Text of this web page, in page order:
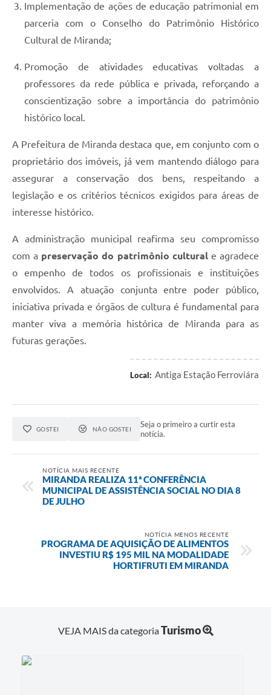
Implementação de ações de educação patrimonial em
parceria com o Conselho do Patrimônio Histórico
Cultural de Miranda;
Promoção de atividades educativas voltadas a
professores da rede pública e privada, reforçando a
conscientização sobre a importância do patrimônio
histórico local.
A Prefeitura de Miranda destaca que, em conjunto com o
proprietário dos imóveis, já vem mantendo diálogo para
assegurar a conservação dos bens, respeitando a
legislação e os critérios técnicos exigidos para áreas de
interesse histórico.
A administração municipal reafirma seu compromisso
com a preservação do patrimônio culturale agradece
o empenho de todos os profissionais e instituições
envolvidos. A atuação conjunta entre poder público,
iniciativa privada e órgãos de cultura é fundamental para
manter viva a memória histórica de Miranda para as
futuras gerações.
Local: Antiga Estação Ferroviára
GOSTEI NÃO GOSTEI
Seja o primeiro a curtir esta
notícia.
NOTÍCIA MAIS RECENTE
MIRANDA REALIZA 11ª CONFERÊNCIA
MUNICIPAL DE ASSISTÊNCIA SOCIAL NO DIA 8
DE JULHO
NOTÍCIA MENOS RECENTE
PROGRAMA DE AQUISIÇÃO DE ALIMENTOS
INVESTIU R$ 195 MIL NA MODALIDADE
HORTIFRUTI EM MIRANDA
VEJA MAIS da categoriaTurismo